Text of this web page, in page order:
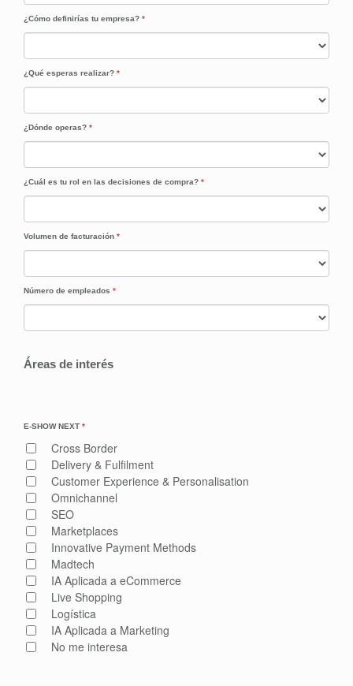
¿Cómo definirías tu empresa? *
¿Qué esperas realizar? *
¿Dónde operas? *
¿Cuál es tu rol en las decisiones de compra? *
Volumen de facturación *
Número de empleados *
Áreas de interés
E-SHOW NEXT *
Cross Border
Delivery & Fulfilment
Customer Experience & Personalisation
Omnichannel
SEO
Marketplaces
Innovative Payment Methods
Madtech
IA Aplicada a eCommerce
Live Shopping
Logística
IA Aplicada a Marketing
No me interesa